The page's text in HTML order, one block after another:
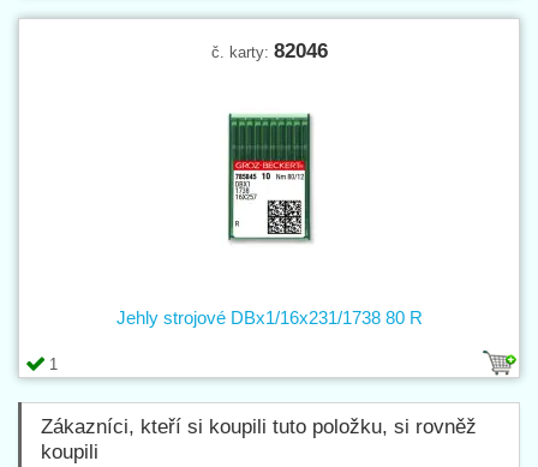
č. karty: 82046
1
Jehly strojové DBx1/16x231/1738 80 R
Zákazníci, kteří si koupili tuto položku, si rovněž
koupili